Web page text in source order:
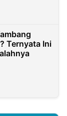
Ternyata Ini